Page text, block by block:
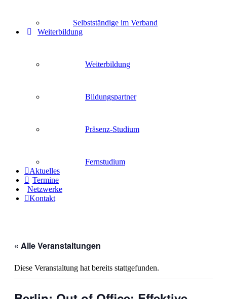
Selbstständige im Verband
Weiterbildung
Weiterbildung
Bildungspartner
Präsenz-Studium
Fernstudium
Aktuelles
Termine
Netzwerke
Kontakt
« Alle Veranstaltungen
Diese Veranstaltung hat bereits stattgefunden.